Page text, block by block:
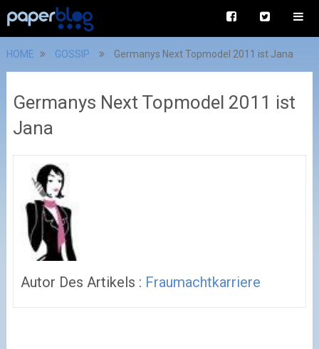
HOME GOSSIP Germanys Next Topmodel 2011 ist Jana
Germanys Next Topmodel 2011 ist
Jana
Autor Des Artikels : Fraumachtkarriere